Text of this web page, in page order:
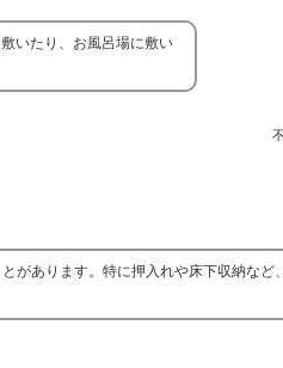
いたり、お風呂場に敷い
があります。特に押入れや床下収納など